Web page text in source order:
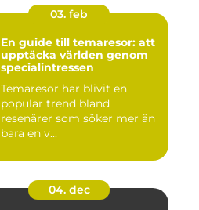
03. feb
En guide till temaresor: att
upptäcka världen genom
specialintressen
Temaresor har blivit en
populär trend bland
resenärer som söker mer än
bara en v...
04. dec